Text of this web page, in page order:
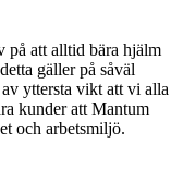
på att alltid bära hjälm
gäller på såväl
yttersta vikt att vi alla
kunder att Mantum
och arbetsmiljö.